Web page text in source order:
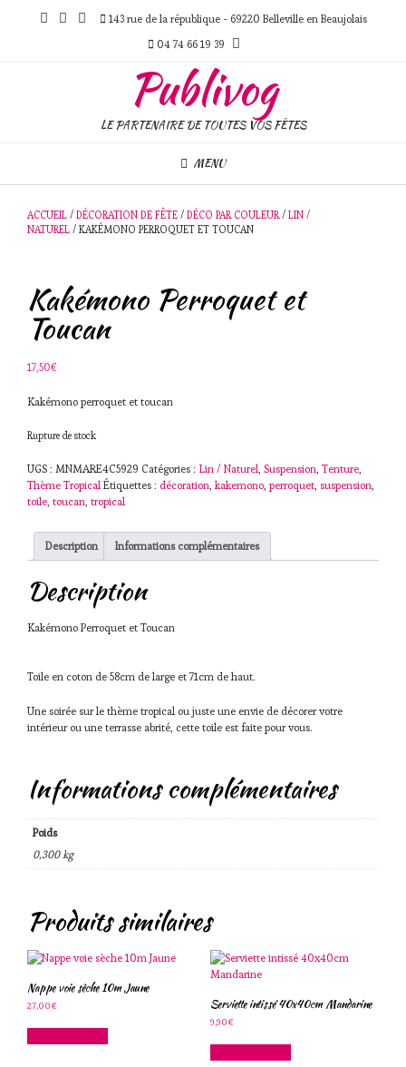
143 rue de la république - 69220 Belleville en Beaujolais
04 74 66 19 39
Publivog
LE PARTENAIRE DE TOUTES VOS FÊTES
MENU
ACCUEIL / DÉCORATION DE FÊTE / DÉCO PAR COULEUR/ LIN /
NATUREL / KAKÉMONO PERROQUET ET TOUCAN
Kakémono Perroquet et
Toucan
17,50€
Kakémono perroquet et toucan
Rupture de stock
UGS : MNMARE4C5929 Catégories : Lin / Naturel Suspension Tenture
Thème Tropical Étiquettes : décoration kakemono perroquet suspension
toile toucan tropical
Description Informations complémentaires
Description
Kakémono Perroquet et Toucan
Toile en coton de 58cm de large et 71cm de haut.
Une soirée sur le thème tropical ou juste une envie de décorer votre
intérieur ou une terrasse abrité, cette toile est faite pour vous.
Informations complémentaires
Poids
0,300 kg
Produits similaires
Nappe voie sèche 10m Jaune
27,00€ Serviette intissé 40x40cm Mandarine
9,90€